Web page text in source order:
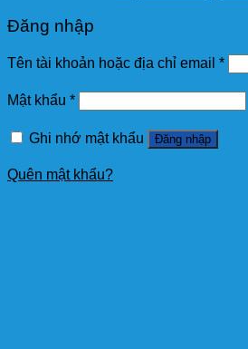
Đăng nhập
Tên tài khoản hoặc địa chỉ email *
Mật khẩu *
Ghi nhớ mật khẩu Đăng nhập
Quên mật khẩu?